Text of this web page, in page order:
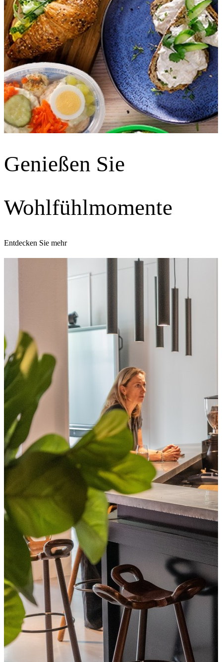
Genießen Sie
Wohlfühlmomente
Entdecken Sie mehr